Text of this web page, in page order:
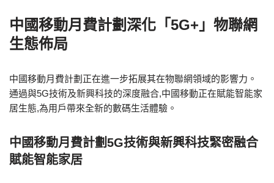
中國移動月費計劃深化「5G+」物聯網
生態佈局
中國移動月費計劃正在進一步拓展其在物聯網領域的影響力。
通過與5G技術及新興科技的深度融合,中國移動正在賦能智能家
居生態,為用戶帶來全新的數碼生活體驗。
中國移動月費計劃5G技術與新興科技緊密融合
賦能智能家居